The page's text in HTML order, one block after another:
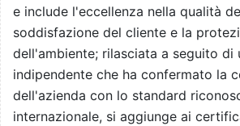
e include l'eccellenza nella qualità
soddisfazione del cliente e la
dell'ambiente; rilasciata a seguito di
indipendente che ha confermato la
dell'azienda con lo standard
internazionale, si aggiunge ai